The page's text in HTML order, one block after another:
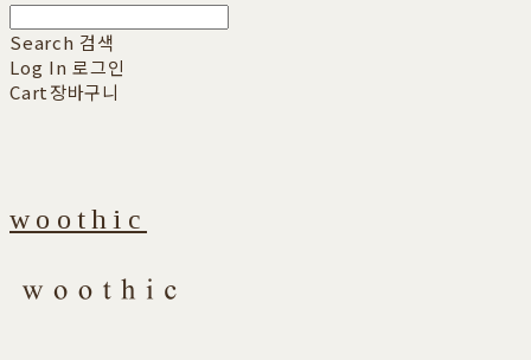
Search 검색
Log In 로그인
Cart장바구니
woothic